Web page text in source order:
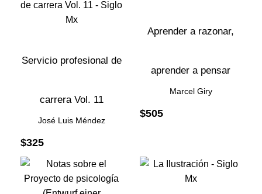
Servicio profesional de
carrera Vol. 11
José Luis Méndez
$325
Aprender a razonar,
aprender a pensar
Marcel Giry
$505